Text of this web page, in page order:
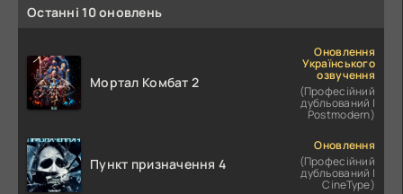
Останні 10 оновлень
Мортал Комбат 2
Оновлення
Українського
озвучення
(Професійний
дубльований |
Postmodern)
Пункт призначення 4
Оновлення
(Професійний
дубльований |
CineType)